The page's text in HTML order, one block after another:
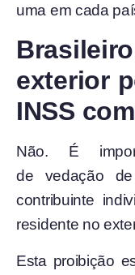
uma em cada
exterior
INSS
Não. É
de vedação
contribuinte
residente no
Esta proibição